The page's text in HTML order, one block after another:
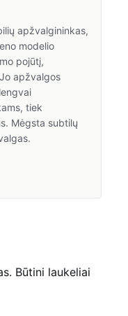
apžvalgininkas,
modelio
pojūtį,
apžvalgos
tiek
Mėgsta subtilų
Būtini laukeliai